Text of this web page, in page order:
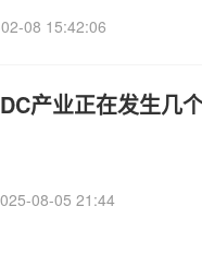
08 15:42:06
产业正在发生几
08-05 21:44